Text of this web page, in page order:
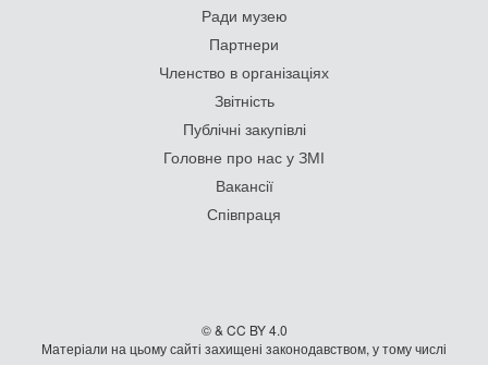
Ради музею
Партнери
Членство в організаціях
Звітність
Публічні закупівлі
Головне про нас у ЗМІ
Вакансії
Співпраця
© & CC BY 4.0
Матеріали на цьому сайті захищені законодавством, у тому числі